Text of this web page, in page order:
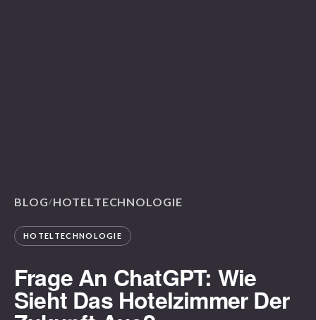
BLOG/HOTELTECHNOLOGIE
HOTELTECHNOLOGIE
Frage An ChatGPT: Wie
Sieht Das Hotelzimmer Der